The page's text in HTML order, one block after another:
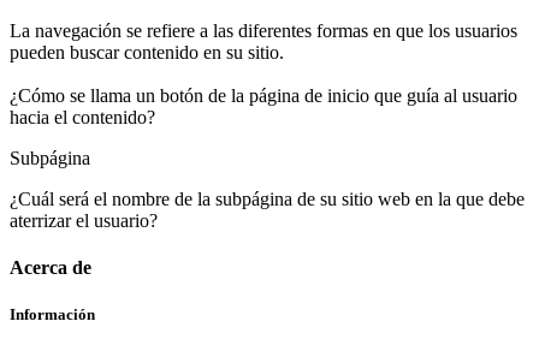
La navegación se refiere a las diferentes formas en que los usuarios
pueden buscar contenido en su sitio.
¿Cómo se llama un botón de la página de inicio que guía al usuario
hacia el contenido?
Subpágina
¿Cuál será el nombre de la subpágina de su sitio web en la que debe
aterrizar el usuario?
Acerca de
Información